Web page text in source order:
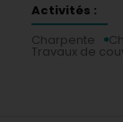
Activités :
Charpente
Travaux de